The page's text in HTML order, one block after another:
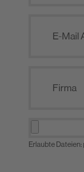
Erlaubte Dateien: